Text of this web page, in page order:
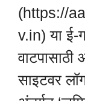
(https://
v.in) या ई-
साइटवर